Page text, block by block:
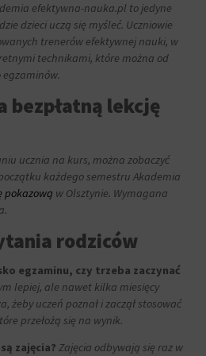
efektywna-nauka.pl to jedyne
dzieci uczą się myśleć. Uczniowie
trenerów efektywnej nauki, w
technikami, które można od
egzaminów.
bezpłatną lekcję
ucznia na kurs, można zobaczyć
każdego semestru Akademia
pokazową w Olsztynie. Wymagana
rodziców
egzaminu, czy trzeba zaczynać
lepiej, ale nawet kilka miesięcy
żeby uczeń poznał i zaczął stosować
przełożą się na wynik.
zajęcia? Zajęcia odbywają się raz w